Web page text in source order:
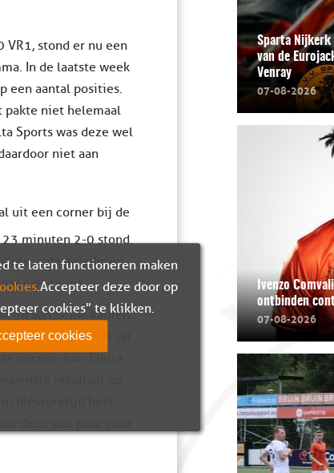
VR1, stond er nu een
In de laatste week
een aantal posities.
pakte niet helemaal
Sports was deze wel
niet aan
uit een corner bij de
23 minuten 2-0 stond.
in de gelederen.
de linies.
en aan beide kanten
een schot op de lat.
persen door Elvira
resultaat op.
blessuretijd heel
deze was puur voor
Sparta
van de
Venray
07-08-2026
Ivenzo
ontbinden
07-08-2026
te laten functioneren maken
. Accepteer deze door op
cookies" te klikken.
cookies